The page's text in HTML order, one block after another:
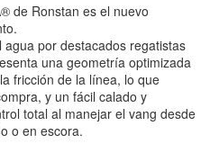
de Ronstan es el nuevo
por destacados regatistas
una geometría optimizada
fricción de la línea, lo que
y un fácil calado y
total al manejar el vang desde
o en escora.